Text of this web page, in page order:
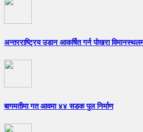
अन्तरराष्ट्रिय उडान आकर्षित गर्न पोखरा
बागमतीमा गत आवमा ४४ सडक पुल निर्माण